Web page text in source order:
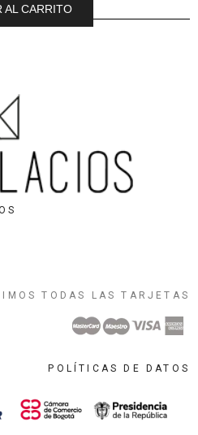
AL CARRITO
TODAS LAS TARJETAS
POLÍTICAS DE DATOS